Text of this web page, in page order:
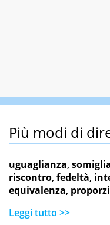
Più modi di
uguaglianza,
riscontro,fedeltà,
equivalenza,
Leggi tutto >>